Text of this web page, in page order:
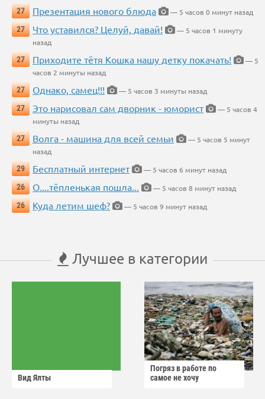
27
Презентация нового блюда
— 5 часов 0 минут назад
27
Что уставился? Целуй, давай!
— 5 часов 1 минуту
назад
27
Приходите тётя Кошка нашу детку покачать!
— 5
часов 2 минуты назад
27
Однако, самец!!!
— 5 часов 3 минуты назад
27
Это нарисовал сам дворник - юморист
— 5 часов 4
минуты назад
27
Волга - машина для всей семьи
— 5 часов 5 минут
назад
29
Бесплатный интернет
— 5 часов 6 минут назад
26
О....тёпленькая пошла...
— 5 часов 8 минут назад
26
Куда летим шеф? — 5 часов 9 минут назад
Лучшее в категории
Вид Ялты
Погряз в работе по
самое не хочу